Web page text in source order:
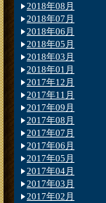
2018年08月
2018年07月
2018年06月
2018年05月
2018年03月
2018年01月
2017年12月
2017年11月
2017年09月
2017年08月
2017年07月
2017年06月
2017年05月
2017年04月
2017年03月
2017年02月